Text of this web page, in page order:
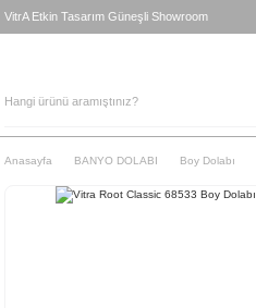
VitrA Etkin Tasarım Güneşli Showroom
Anasayfa BANYO DOLABI Boy Dolabı